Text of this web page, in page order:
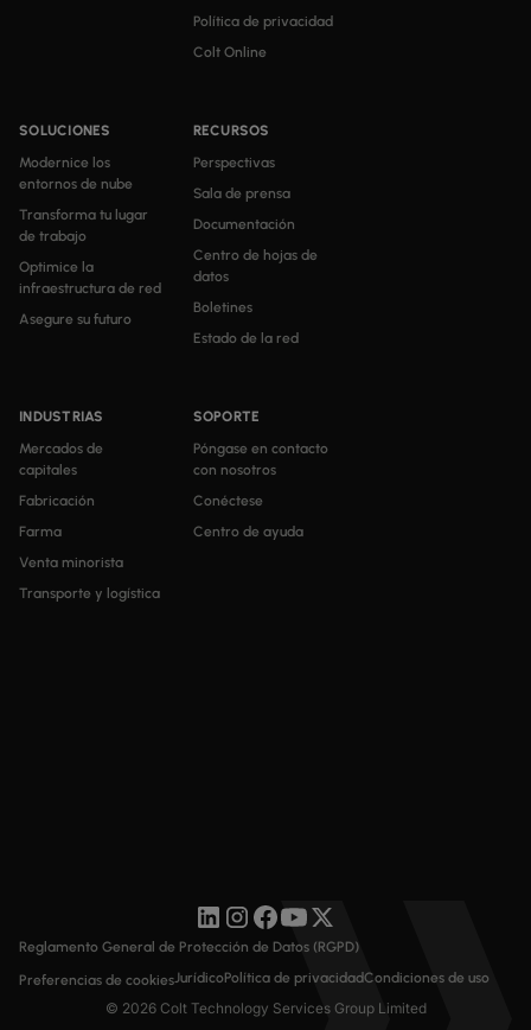
SOLUCIONES
Modernice los
entornos de nube
Transforma tu lugar
de trabajo
Optimice la
infraestructura de red
Asegure su futuro
INDUSTRIAS
Mercados de
capitales
Fabricación
Farma
Venta minorista
Transporte y logística
RECURSOS
Perspectivas
Sala de prensa
Documentación
Centro de hojas de
datos
Boletines
Estado de la red
Política de privacidad
Colt Online
SOPORTE
Póngase en contacto
con nosotros
Conéctese
Centro de ayuda
© 2026 Colt Technology Services Group Limited
Reglamento General de Protección de Datos (RGPD)
Preferencias de cookiesJurídicoPolítica de privacidadCondiciones de uso